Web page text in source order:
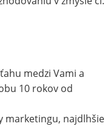
medzi Vami a
10 rokov od
marketingu, najdlhšie